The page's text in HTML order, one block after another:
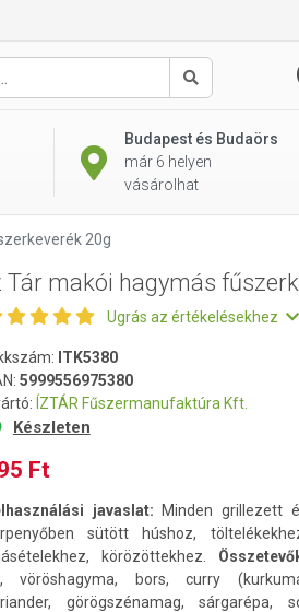
Keresés
Budapest és Budaörs
már 6 helyen
vásárolhat
20g
Tár makói hagymás
Ugrás az értékelésekhez
ITK5380
5999556975380
ÍZTÁR Fűszermanufaktúra Kft.
Készleten
Ft
javaslat: Minden grillezett
sütött húshoz,
körözöttekhez.
vöröshagyma, bors, curry
görögszénamag, sárgarépa,